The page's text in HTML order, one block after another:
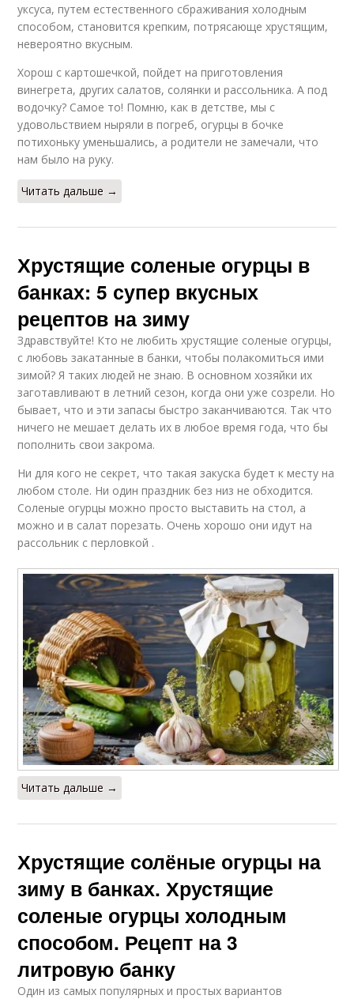
уксуса, путем естественного сбраживания холодным
способом, становится крепким, потрясающе хрустящим,
невероятно вкусным.
Хорош с картошечкой, пойдет на приготовления
винегрета, других салатов, солянки и рассольника. А под
водочку? Самое то! Помню, как в детстве, мы с
удовольствием ныряли в погреб, огурцы в бочке
потихоньку уменьшались, а родители не замечали, что
нам было на руку.
Читать дальше →
Хрустящие соленые огурцы в
банках: 5 супер вкусных
рецептов на зиму
Здравствуйте! Кто не любить хрустящие соленые огурцы,
с любовь закатанные в банки, чтобы полакомиться ими
зимой? Я таких людей не знаю. В основном хозяйки их
заготавливают в летний сезон, когда они уже созрели. Но
бывает, что и эти запасы быстро заканчиваются. Так что
ничего не мешает делать их в любое время года, что бы
пополнить свои закрома.
Ни для кого не секрет, что такая закуска будет к месту на
любом столе. Ни один праздник без низ не обходится.
Соленые огурцы можно просто выставить на стол, а
можно и в салат порезать. Очень хорошо они идут на
рассольник с перловкой .
Читать дальше →
Хрустящие солёные огурцы на
зиму в банках. Хрустящие
соленые огурцы холодным
способом. Рецепт на 3
литровую банку
Один из самых популярных и простых вариантов